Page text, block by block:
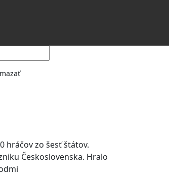
hráčov zo šesť štátov.
Československa. Hralo